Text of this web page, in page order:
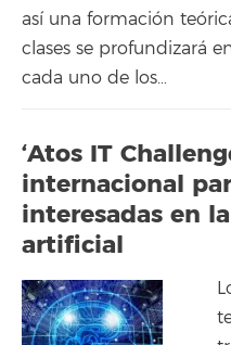
así una formación
clases se profundizará
cada uno de los…
‘Atos IT
internacional
interesadas en
artificial